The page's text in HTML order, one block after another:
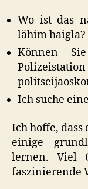
Wo ist das
lähim haigla?
Können
Polizeistation
Ich suche
Ich hoffe,
einige
lernen. Viel
faszinierende